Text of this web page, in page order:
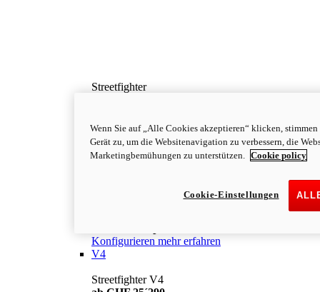
Streetfighter
Streetfighter V2
ab CHF 16´690
ab CHF 179 pro Monat*
Konfigurieren
mehr erfahren
Konfigurieren mehr erfahren
V4
Streetfighter V4
Wenn Sie auf „Alle Cookies akzeptieren“ klicken,
Gerät zu, um die Websitenavigation zu verbessern, die
Marketingbemühungen zu unterstützen.
Cookie policy
Cookie-Einstellungen